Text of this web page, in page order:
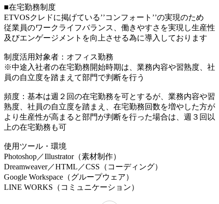
■在宅勤務制度
ETVOSクレドに掲げている’’コンフォート’’の実現のため
従業員のワークライフバランス、働きやすさを実現し生産性
及びエンゲージメントを向上させる為に導入しております
制度活用対象者：オフィス勤務
※中途入社者の在宅勤務開始時期は、業務内容や習熟度、社
員の自立度を踏まえて部門で判断を行う
頻度：基本は週２回の在宅勤務を可とするが、業務内容や習
熟度、社員の自立度を踏まえ、在宅勤務回数を増やした方が
より生産性が高まると部門が判断を行った場合は、週３回以
上の在宅勤務も可
使用ツール・環境
Photoshop／Illustrator（素材制作）
Dreamweaver／HTML／CSS（コーディング）
Google Workspace（グループウェア）
LINE WORKS（コミュニケーション）